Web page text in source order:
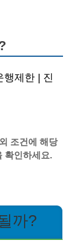
제한 | 진
조건에 해당
확인하세요.
까?